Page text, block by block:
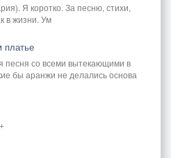
Я коротко. За песню, стихи,
в жизни. Ум
платье
песня со всеми вытекающими в
бы аранжи не делались основа